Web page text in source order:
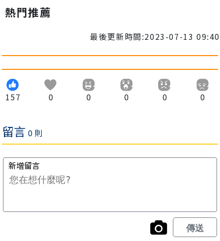
熱門推薦
最後更新時間:2023-07-13 09:40
157 0 0 0 0 0